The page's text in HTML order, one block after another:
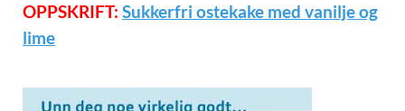
OPPSKRIFT: Sukkerfri ostekake med vanilje og
lime